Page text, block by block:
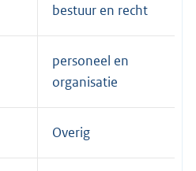
bestuur en recht
personeel en
organisatie
Overig